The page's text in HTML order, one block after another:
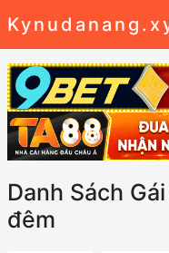
Danh Sách
đêm